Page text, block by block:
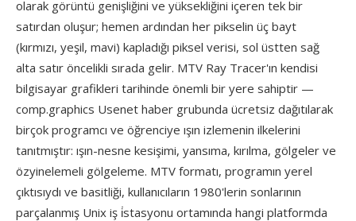
olarak görüntü genişliğini ve yüksekliğini içeren tek bir
satırdan oluşur; hemen ardından her pikselin üç bayt
(kırmızı, yeşil, mavi) kapladığı piksel verisi, sol üstten sağ
alta satır öncelikli sırada gelir. MTV Ray Tracer'ın kendisi
bilgisayar grafikleri tarihinde önemli bir yere sahiptir —
comp.graphics Usenet haber grubunda ücretsiz dağıtılarak
birçok programcı ve öğrenciye ışın izlemenin ilkelerini
tanıtmıştır: ışın-nesne kesişimi, yansıma, kırılma, gölgeler ve
özyinelemeli gölgeleme. MTV formatı, programın yerel
çıktısıydı ve basitliği, kullanıcıların 1980'lerin sonlarının
parçalanmış Unix iş i̇stasyonu ortamında hangi platformda